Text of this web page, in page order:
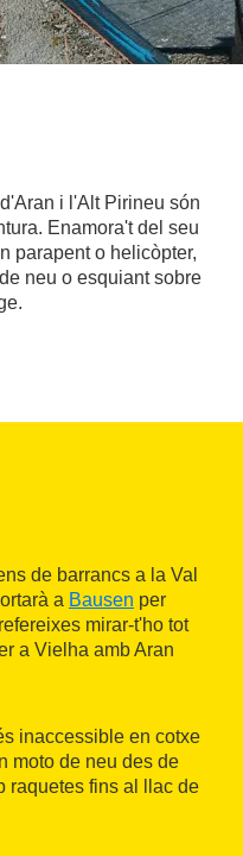
i l'Alt Pirineu són
Enamora't del seu
parapent o helicòpter,
neu o esquiant sobre
de barrancs a la Val
a Bausen per
mirar-t'ho tot
a Vielha amb Aran
inaccessible en cotxe
moto de neu des de
raquetes fins al llac de